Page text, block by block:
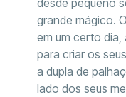
desde pequeno
grande mágico.
em um certo dia,
para criar os
a dupla de
lado dos seus